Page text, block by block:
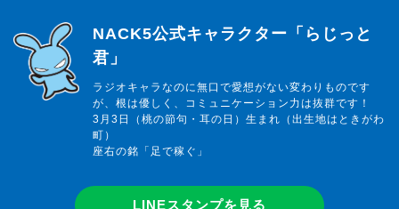
らじっと君
NACK5公式キャラクター「らじっと
君」
ラジオキャラなのに無口で愛想がない変わりものです
が、根は優しく、コミュニケーション力は抜群です！
3月3日（桃の節句・耳の日）生まれ（出生地はときがわ
町）
座右の銘「足で稼ぐ」
LINEスタンプを見る